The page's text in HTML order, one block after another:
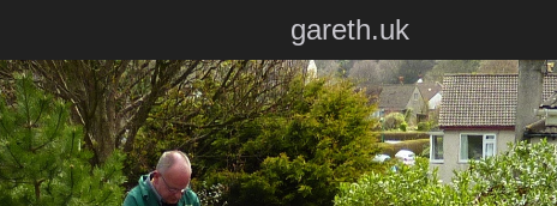
gareth.uk